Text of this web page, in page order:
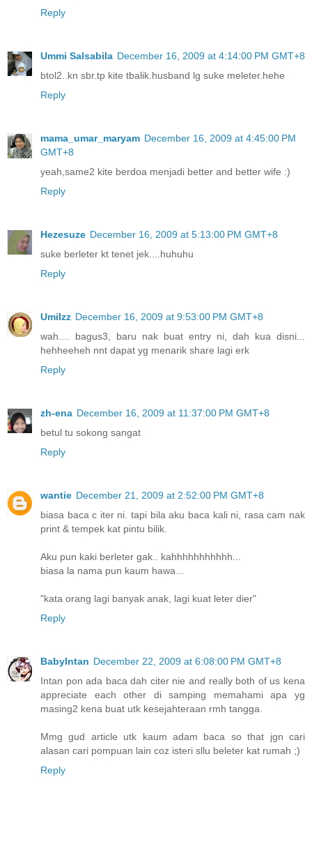
Reply
Ummi Salsabila December 16, 2009 at 4:14:00 PM GMT+8
btol2..kn sbr.tp kite tbalik.husband lg suke meleter.hehe
Reply
mama_umar_maryam December 16, 2009 at 4:45:00 PM
GMT+8
yeah,same2 kite berdoa menjadi better and better wife :)
Reply
Hezesuze December 16, 2009 at 5:13:00 PM GMT+8
suke berleter kt tenet jek....huhuhu
Reply
UmiIzz December 16, 2009 at 9:53:00 PM GMT+8
wah.... bagus3, baru nak buat entry ni, dah kua disni...
hehheeheh nnt dapat yg menarik share lagi erk
Reply
zh-ena December 16, 2009 at 11:37:00 PM GMT+8
betul tu sokong sangat
Reply
wantie December 21, 2009 at 2:52:00 PM GMT+8
biasa baca c iter ni. tapi bila aku baca kali ni, rasa cam nak
print & tempek kat pintu bilik.
Aku pun kaki berleter gak.. kahhhhhhhhhhh...
biasa la nama pun kaum hawa...
"kata orang lagi banyak anak, lagi kuat leter dier"
Reply
BabyIntan December 22, 2009 at 6:08:00 PM GMT+8
Intan pon ada baca dah citer nie and really both of us kena
appreciate each other di samping memahami apa yg
masing2 kena buat utk kesejahteraan rmh tangga.
Mmg gud article utk kaum adam baca so that jgn cari
alasan cari pompuan lain coz isteri sllu beleter kat rumah ;)
Reply